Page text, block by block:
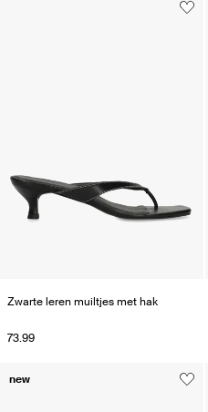
Zwarte leren muiltjes met hak
73.99
new